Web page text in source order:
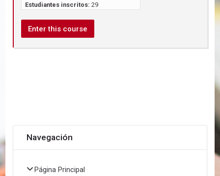
Estudiantes inscritos: 29
Enter this course
Navegación
Página Principal